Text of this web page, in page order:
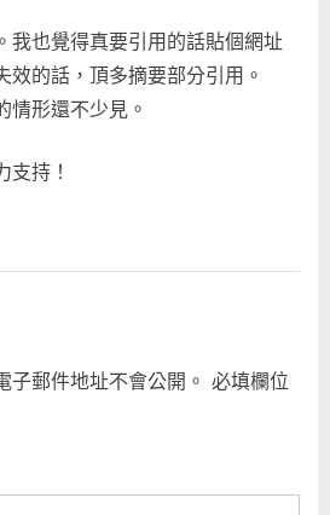
我也覺得真要引用的話貼個網址
效的話，頂多摘要部分引用。
情形還不少見。
支持！
子郵件地址不會公開。 必填欄位